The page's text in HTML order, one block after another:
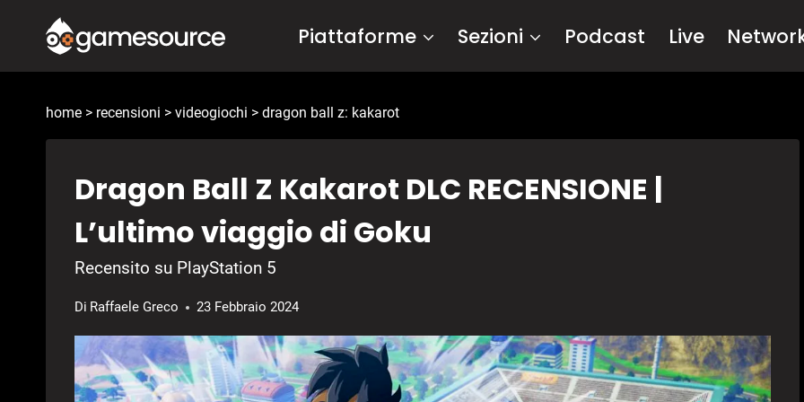
contenuto
Piattaforme Sezioni Podcast Live
home > recensioni > videogiochi > dragon ball z: kakarot
Dragon Ball Z Kakarot DLC RECENSIONE |
L’ultimo viaggio di Goku
Recensito su PlayStation 5
Di Raffaele Greco 23 Febbraio 2024